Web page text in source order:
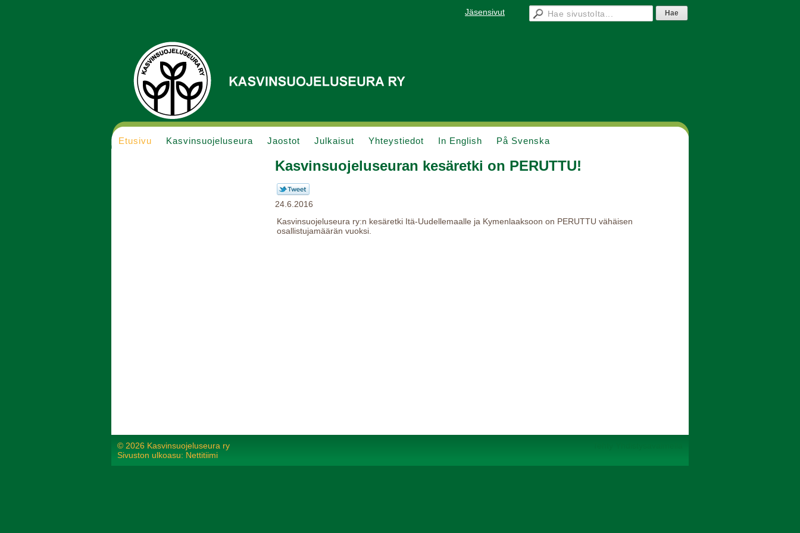
Jäsensivut
Etusivu Kasvinsuojeluseura Jaostot Julkaisut Yhteystiedot In English På Svenska
Kasvinsuojeluseuran kesäretki on PERUTTU!
24.6.2016
Kasvinsuojeluseura ry:n kesäretki Itä-Uudellemaalle ja Kymenlaaksoon on PERUTTU vähäisen
osallistujamäärän vuoksi.
© 2026 Kasvinsuojeluseura ry
Sivuston ulkoasu: Nettitiimi